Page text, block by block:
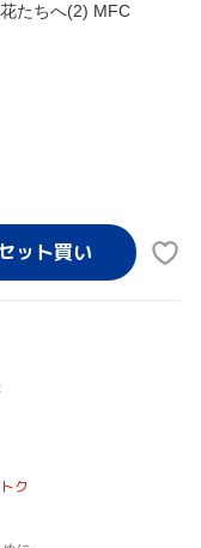
たちへ(2) MFC
ク